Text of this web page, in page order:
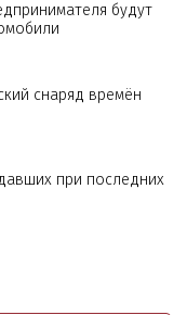
будут
снаряд времён
при последних